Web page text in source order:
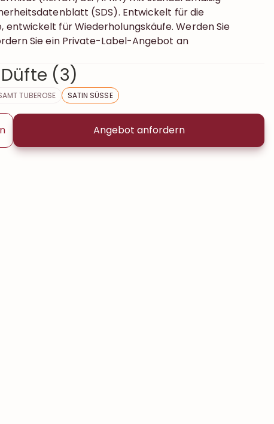
(SDS). Entwickelt für die
entwickelt für Wiederholungskäufe. Werden Sie
Sie ein Private-Label-Angebot an
(3)
TUBEROSE SATIN SÜSSE
Angebot anfordern